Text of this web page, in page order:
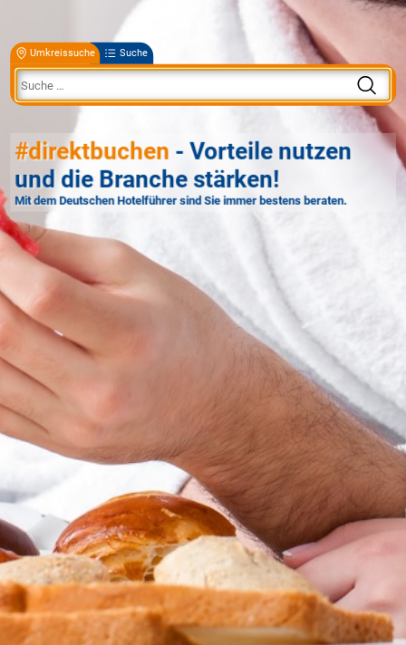
Umkreissuche Suche
#direktbuchen - Vorteile nutzen
und die Branche stärken!
Mit dem Deutschen Hotelführer sind Sie immer bestens beraten.